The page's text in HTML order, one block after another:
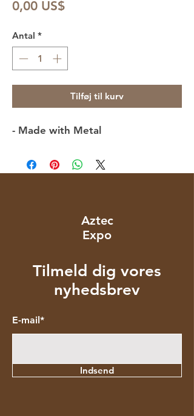
0,00 US$Pris
Antal *
Tilføj til kurv
- Made with Metal
Aztec
Expo
Tilmeld dig vores
nyhedsbrev
E-mail*
Indsend